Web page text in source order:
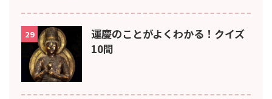
29
運慶のことがよくわかる！クイズ
10問